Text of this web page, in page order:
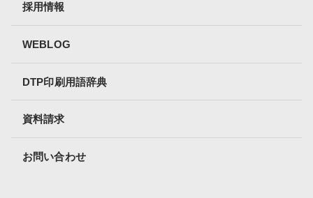
採用情報
WEBLOG
DTP印刷用語辞典
資料請求
お問い合わせ